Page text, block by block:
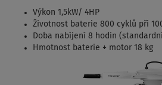
Výkon 1,5kW/ 4HP
Životnost baterie 800 cyklů při
Doba nabíjení 8 hodin
Hmotnost baterie + motor 18 kg